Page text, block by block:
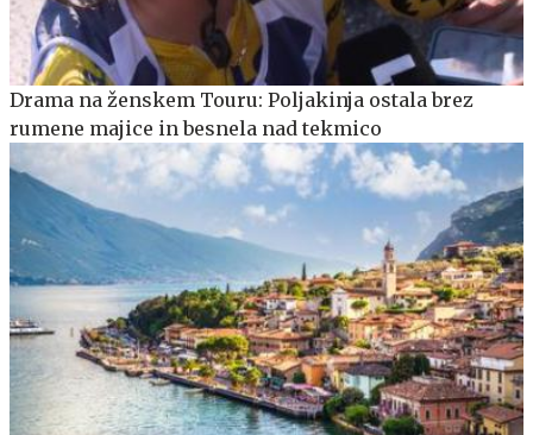
Drama na ženskem Touru: Poljakinja ostala brez
rumene majice in besnela nad tekmico